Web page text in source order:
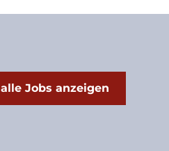
alle Jobs anzeigen